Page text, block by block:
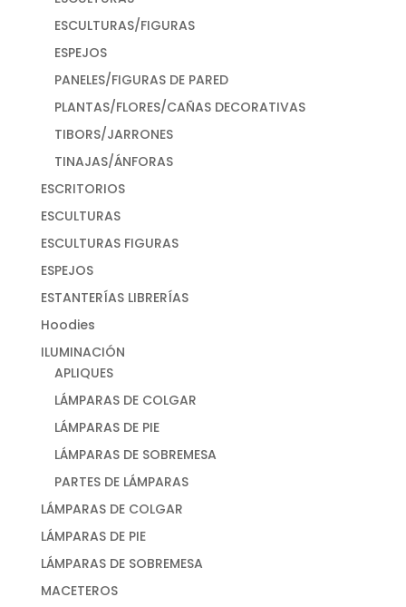
ESCULTURAS/FIGURAS
ESPEJOS
PANELES/FIGURAS DE PARED
PLANTAS/FLORES/CAÑAS DECORATIVAS
TIBORS/JARRONES
TINAJAS/ÁNFORAS
ESCRITORIOS
ESCULTURAS
ESCULTURAS FIGURAS
ESPEJOS
ESTANTERÍAS LIBRERÍAS
Hoodies
ILUMINACIÓN
APLIQUES
LÁMPARAS DE COLGAR
LÁMPARAS DE PIE
LÁMPARAS DE SOBREMESA
PARTES DE LÁMPARAS
LÁMPARAS DE COLGAR
LÁMPARAS DE PIE
LÁMPARAS DE SOBREMESA
MACETEROS